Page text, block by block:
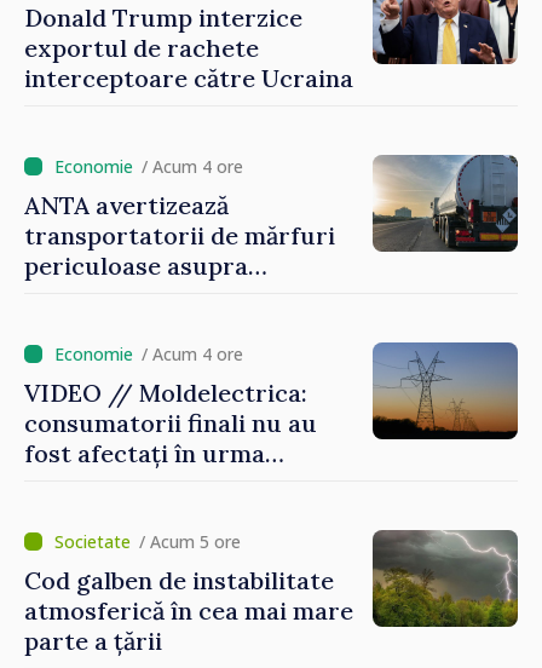
Donald Trump interzice
exportul de rachete
interceptoare către Ucraina
/ Acum 4 ore
ANTA avertizează
transportatorii de mărfuri
periculoase asupra
/ Acum 4 ore
VIDEO // Moldelectrica:
consumatorii finali nu au
fost afectați în urma
reparație vor fi efectuate în
regim prioritar
/ Acum 5 ore
Cod galben de instabilitate
atmosferică în cea mai mare
parte a țării